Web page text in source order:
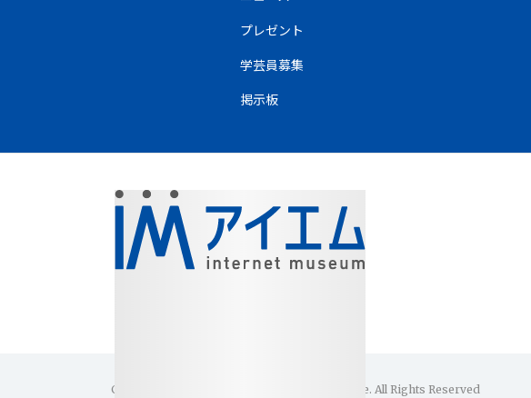
プレゼント
学芸員募集
掲示板
Copyright(C)1996-2026 Internet Museum Office. All Rights Reserved